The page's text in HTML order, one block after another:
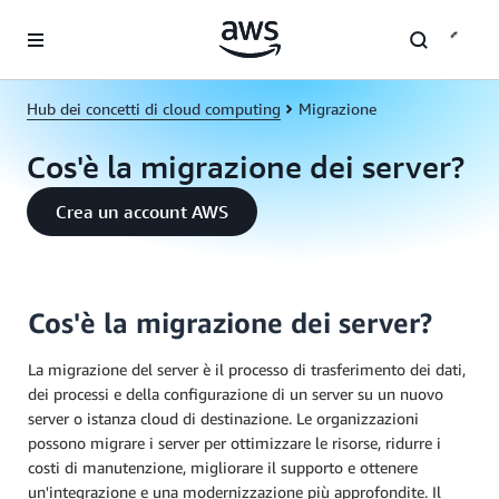
Hub dei concetti di cloud computing Migrazione
Cos'è la migrazione dei server?
Crea un account AWS
Cos'è la migrazione dei server?
La migrazione del server è il processo di trasferimento dei dati,
dei processi e della configurazione di un server su un nuovo
server o istanza cloud di destinazione. Le organizzazioni
possono migrare i server per ottimizzare le risorse, ridurre i
costi di manutenzione, migliorare il supporto e ottenere
un'integrazione e una modernizzazione più approfondite. Il